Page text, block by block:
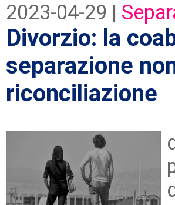
2023-04-29 |
Divorzio: la
separazione
riconciliazione